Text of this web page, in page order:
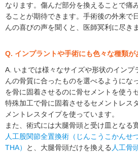
なります。傷んだ部分を換えることで痛
ることが期待できます。手術後の外来で
んの喜びの声を聞くと、医師冥利に尽きま
Q. インプラントや手術にも色々な種類が
A. いまでは様々なサイズや形状のインプ
んの骨質に合ったものを選べるようにな
を骨に固着させるのに骨セメントを使う
特殊加工で骨に固着させるセメントレス
メントレスタイプを使っています。
また、術式には大腿骨頭と受け皿となる
人工股関節全置換術（じんこうこかんせ
THA）
と、大腿骨頭だけを換える 人工骨